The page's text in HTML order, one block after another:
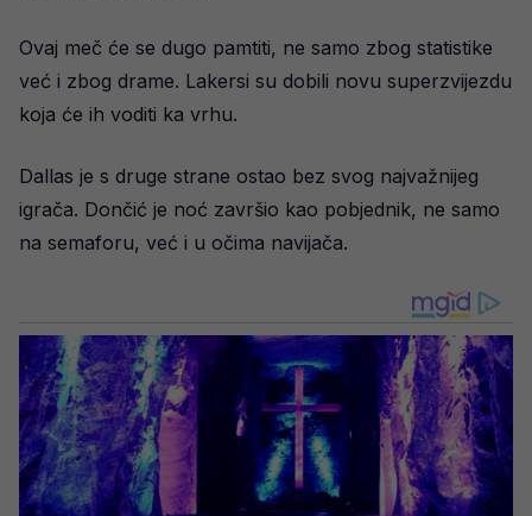
Ovaj meč će se dugo pamtiti, ne samo zbog statistike
već i zbog drame. Lakersi su dobili novu superzvijezdu
koja će ih voditi ka vrhu.
Dallas je s druge strane ostao bez svog najvažnijeg
igrača. Dončić je noć završio kao pobjednik, ne samo
na semaforu, već i u očima navijača.